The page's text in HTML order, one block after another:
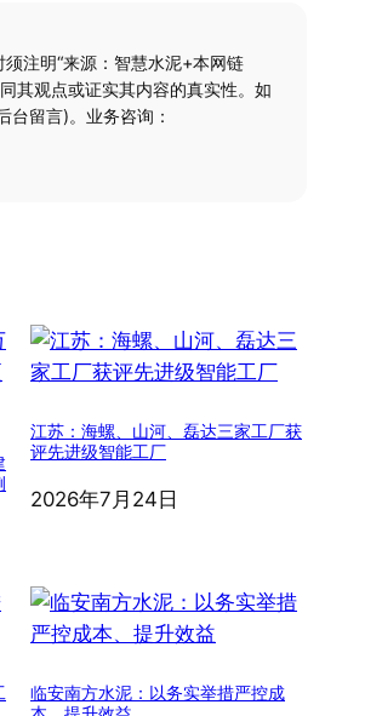
注明“来源：智慧水泥+本网链
其观点或证实其内容的真实性。如
台留言)。业务咨询：
江苏：海螺、山河、磊达三家工厂获
评先进级智能工厂
2026年7月24日
临安南方水泥：以务实举措严控成